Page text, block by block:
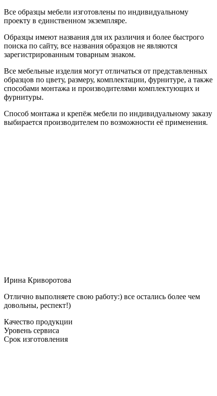
Все образцы мебели изготовлены по индивидуальному
проекту в единственном экземпляре.
Образцы имеют названия для их различия и более быстрого
поиска по сайту, все названия образцов не являются
зарегистрированным товарным знаком.
Все мебельные изделия могут отличаться от представленных
образцов по цвету, размеру, комплектации, фурнитуре, а также
способами монтажа и производителями комплектующих и
фурнитуры.
Способ монтажа и крепёж мебели по индивидуальному заказу
выбирается производителем по возможности её применения.
Ирина Криворотова
Отлично выполняете свою работу:) все остались более чем
довольны, респект!)
Качество продукции
Уровень сервиса
Срок изготовления